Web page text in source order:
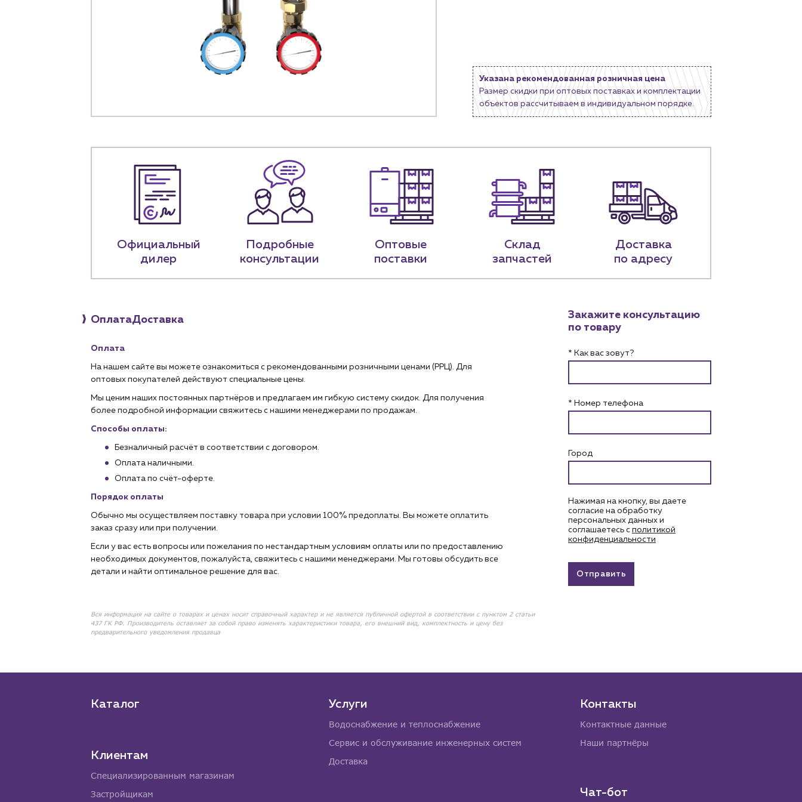
+7 (918) 070-19-79
Пн – пт: 9:00 – 18:00
Указана рекомендованная розничная цена
Размер скидки при оптовых поставках и комплектации
объектов рассчитываем в индивидуальном порядке.
Официальный
дилер
Подробные
консультации
Оптовые
поставки
Склад
запчастей
Доставка
по адресу
ОплатаДоставка
Оплата
На нашем сайте вы можете ознакомиться с рекомендованными розничными ценами (РРЦ). Для
оптовых покупателей действуют специальные цены.
Мы ценим наших постоянных партнёров и предлагаем им гибкую систему скидок. Для получения
более подробной информации свяжитесь с нашими менеджерами по продажам.
Способы оплаты:
Безналичный расчёт в соответствии с договором.
Оплата наличными.
Оплата по счёт-оферте.
Порядок оплаты
Обычно мы осуществляем поставку товара при условии 100% предоплаты. Вы можете оплатить
заказ сразу или при получении.
Если у вас есть вопросы или пожелания по нестандартным условиям оплаты или по предоставлению
необходимых документов, пожалуйста, свяжитесь с нашими менеджерами. Мы готовы обсудить все
детали и найти оптимальное решение для вас.
Вся информация на сайте о товарах и ценах носит справочный характер и не является публичной офертой в соответствии с пунктом 2 статьи
437 ГК РФ. Производитель оставляет за собой право изменять характеристики товара, его внешний вид, комплектность и цену без
предварительного уведомления продавца
Закажите консультацию
по товару
* Как вас зовут?
* Номер телефона
Город
Нажимая на кнопку, вы даете
согласие на обработку
персональных данных и
соглашаетесь c политикой
конфиденциальности
Отправить
Каталог
Клиентам
Специализированным магазинам
Застройщикам
Услуги
Водоснабжение и теплоснабжение
Сервис и обслуживание инженерных систем
Доставка
Контакты
Контактные данные
Наши партнёры
Чат-бот